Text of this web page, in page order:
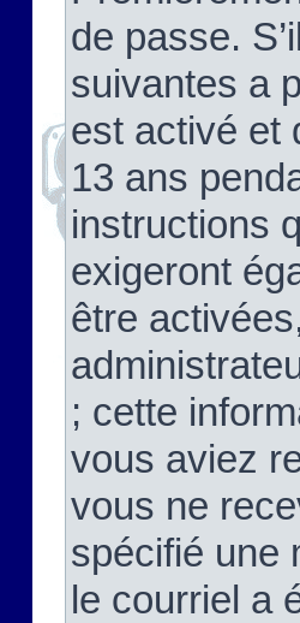
de passe.
suivantes a
est activé et
13 ans
instructions
exigeront
être
; cette
vous aviez
vous ne
spécifié une
le courriel a